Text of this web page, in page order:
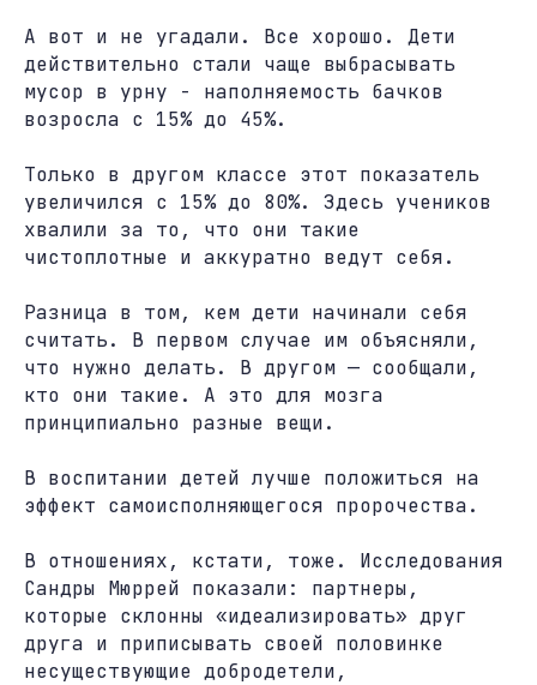
А вот и не угадали. Все хорошо. Дети
действительно стали чаще выбрасывать
мусор в урну - наполняемость бачков
возросла с 15% до 45%.
Только в другом классе этот показатель
увеличился с 15% до 80%. Здесь учеников
хвалили за то, что они такие
чистоплотные и аккуратно ведут себя.
Разница в том, кем дети начинали себя
считать. В первом случае им объясняли,
что нужно делать. В другом — сообщали,
кто они такие. А это для мозга
принципиально разные вещи.
В воспитании детей лучше положиться на
эффект самоисполняющегося пророчества.
В отношениях, кстати, тоже. Исследования
Сандры Мюррей показали: партнеры,
которые склонны «идеализировать» друг
друга и приписывать своей половинке
несуществующие добродетели,